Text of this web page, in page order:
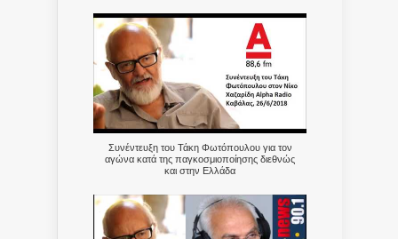
Συνέντευξη του Τάκη Φωτόπουλου για τον
αγώνα κατά της παγκοσμιοποίησης διεθνώς
και στην Ελλάδα